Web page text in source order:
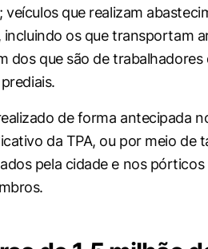
veículos que realizam
os que transportam
dos que são de trabalhadores
de forma antecipada
da TPA, ou por meio de
pela cidade e nos